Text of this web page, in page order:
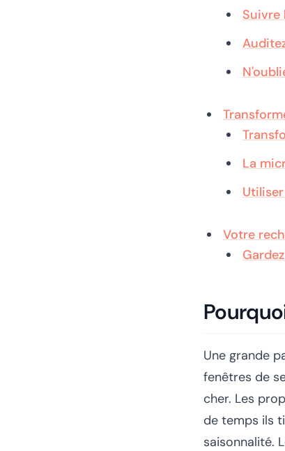
Suivre
La
Votre
Une grande
fenêtres de
cher. Les
de temps ils
saisonnalité.